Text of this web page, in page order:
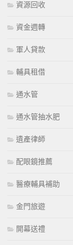
資源回收
資金週轉
軍人貸款
輔具租借
通水管
通水管抽水肥
遺產律師
配眼鏡推薦
醫療輔具補助
金門旅遊
開幕送禮